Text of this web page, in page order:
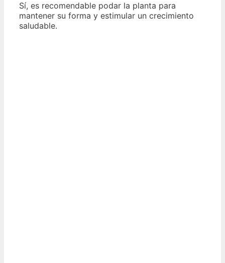
Sí, es recomendable podar la planta para
mantener su forma y estimular un crecimiento
saludable.